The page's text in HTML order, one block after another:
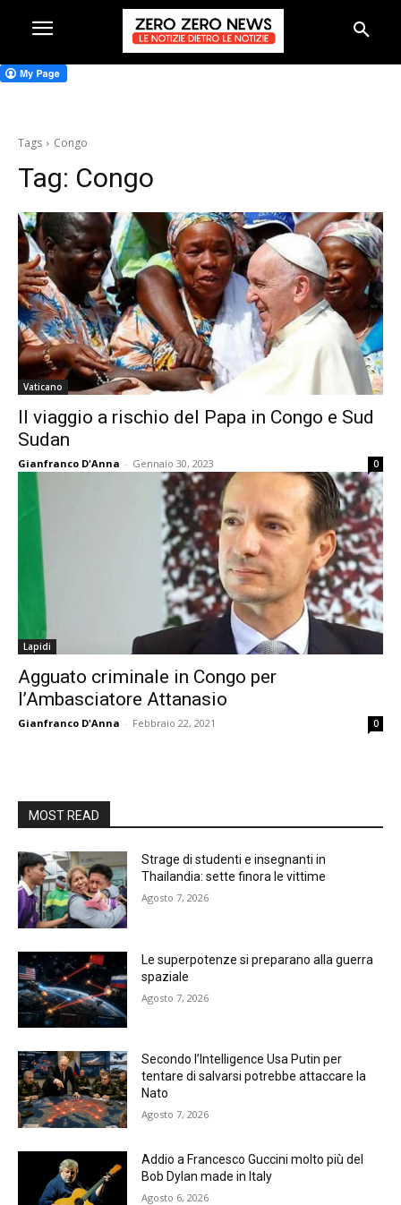
Tags Congo
Tag: Congo
Vaticano
Il viaggio a rischio del Papa in Congo e Sud
Sudan
Gianfranco D'Anna - Gennaio 30, 2023 0
Lapidi
Agguato criminale in Congo per
l’Ambasciatore Attanasio
Gianfranco D'Anna - Febbraio 22, 2021 0
MOST READ
Strage di studenti e insegnanti in
Thailandia: sette finora le vittime
Agosto 7, 2026
Le superpotenze si preparano alla guerra
spaziale
Agosto 7, 2026
Secondo l’Intelligence Usa Putin per
tentare di salvarsi potrebbe attaccare la
Nato
Agosto 7, 2026
Addio a Francesco Guccini molto più del
Bob Dylan made in Italy
Agosto 6, 2026